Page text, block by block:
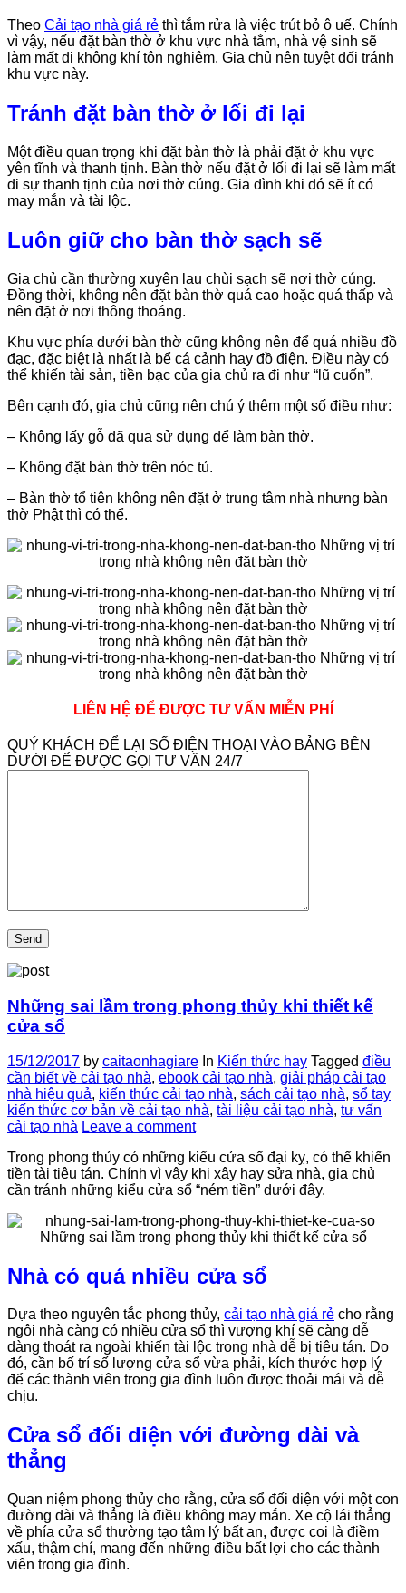
Theo Cải tạo nhà giá rẻ thì tắm rửa là việc trút bỏ ô uế. Chính
vì vậy, nếu đặt bàn thờ ở khu vực nhà tắm, nhà vệ sinh sẽ
làm mất đi không khí tôn nghiêm. Gia chủ nên tuyệt đối tránh
khu vực này.
Tránh đặt bàn thờ ở lối đi lại
Một điều quan trọng khi đặt bàn thờ là phải đặt ở khu vực
yên tĩnh và thanh tịnh. Bàn thờ nếu đặt ở lối đi lại sẽ làm mất
đi sự thanh tịnh của nơi thờ cúng. Gia đình khi đó sẽ ít có
may mắn và tài lộc.
Luôn giữ cho bàn thờ sạch sẽ
Gia chủ cần thường xuyên lau chùi sạch sẽ nơi thờ cúng.
Đồng thời, không nên đặt bàn thờ quá cao hoặc quá thấp và
nên đặt ở nơi thông thoáng.
Khu vực phía dưới bàn thờ cũng không nên để quá nhiều đồ
đạc, đặc biệt là nhất là bể cá cảnh hay đồ điện. Điều này có
thể khiến tài sản, tiền bạc của gia chủ ra đi như “lũ cuốn”.
Bên cạnh đó, gia chủ cũng nên chú ý thêm một số điều như:
– Không lấy gỗ đã qua sử dụng để làm bàn thờ.
– Không đặt bàn thờ trên nóc tủ.
– Bàn thờ tổ tiên không nên đặt ở trung tâm nhà nhưng bàn
thờ Phật thì có thể.
LIÊN HỆ ĐỂ ĐƯỢC TƯ VẤN MIỄN PHÍ
QUÝ KHÁCH ĐỂ LẠI SỐ ĐIỆN THOẠI VÀO BẢNG BÊN
DƯỚI ĐỂ ĐƯỢC GỌI TƯ VẤN 24/7
Những sai lầm trong phong thủy khi thiết kế
cửa sổ
15/12/2017 by caitaonhagiare In Kiến thức hay Tagged điều
cần biết về cải tạo nhà, ebook cải tạo nhà, giải pháp cải tạo
nhà hiệu quả, kiến thức cải tạo nhà, sách cải tạo nhà, sổ tay
kiến thức cơ bản về cải tạo nhà, tài liệu cải tạo nhà, tư vấn
cải tạo nhà Leave a comment
Trong phong thủy có những kiểu cửa sổ đại kỵ, có thể khiến
tiền tài tiêu tán. Chính vì vậy khi xây hay sửa nhà, gia chủ
cần tránh những kiểu cửa sổ “ném tiền” dưới đây.
Nhà có quá nhiều cửa sổ
Dựa theo nguyên tắc phong thủy, cải tạo nhà giá rẻ cho rằng
ngôi nhà càng có nhiều cửa sổ thì vượng khí sẽ càng dễ
dàng thoát ra ngoài khiến tài lộc trong nhà dễ bị tiêu tán. Do
đó, cần bố trí số lượng cửa sổ vừa phải, kích thước hợp lý
để các thành viên trong gia đình luôn được thoải mái và dễ
chịu.
Cửa sổ đối diện với đường dài và
thẳng
Quan niệm phong thủy cho rằng, cửa sổ đối diện với một con
đường dài và thẳng là điều không may mắn. Xe cộ lái thẳng
về phía cửa sổ thường tạo tâm lý bất an, được coi là điềm
xấu, thậm chí, mang đến những điều bất lợi cho các thành
viên trong gia đình.